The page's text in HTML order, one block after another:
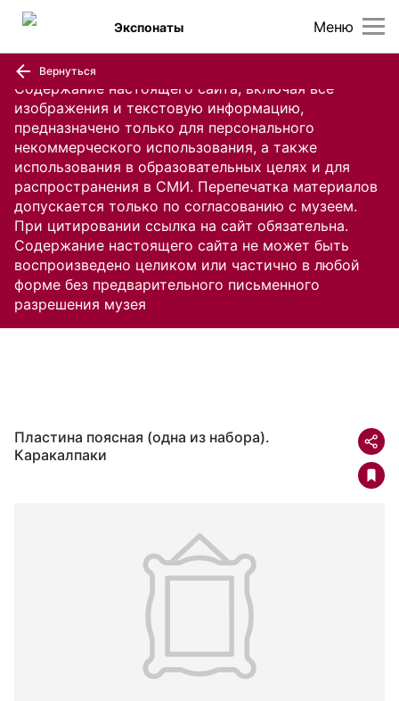
Содержание настоящего сайта, включая все
изображения и текстовую информацию,
предназначено только для персонального
некоммерческого использования, а также
использования в образовательных целях и для
распространения в СМИ. Перепечатка материалов
допускается только по согласованию с музеем.
При цитировании ссылка на сайт обязательна.
Содержание настоящего сайта не может быть
воспроизведено целиком или частично в любой
форме без предварительного письменного
разрешения музея
Меню
Экспонаты
Вернуться
Пластина поясная (одна из набора).
Каракалпаки